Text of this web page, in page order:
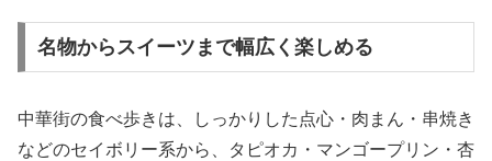
名物からスイーツまで幅広く楽しめる
中華街の食べ歩きは、しっかりした点心・肉まん・串焼き
などのセイボリー系から、タピオカ・マンゴープリン・杏